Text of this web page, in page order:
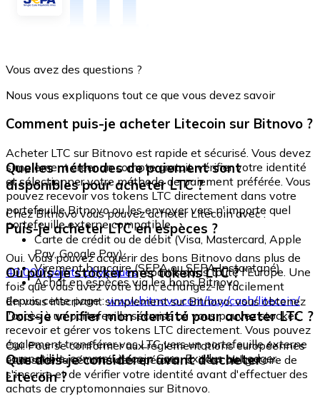
Vous avez des questions ?
Nous vous expliquons tout ce que vous devez savoir
Comment puis-je acheter Litecoin sur Bitnovo ?
Acheter LTC sur Bitnovo est rapide et sécurisé. Vous devez
simplement créer un compte gratuit, vérifier votre identité
et sélectionner votre méthode de paiement préférée. Vous
pouvez recevoir vos tokens LTC directement dans votre
portefeuille Bitnovo ou les envoyer vers n'importe quel
portefeuille externe compatible.
Quelles méthodes de paiement sont
disponibles pour acheter LTC ?
Chez Bitnovo vous pouvez acheter Litecoin avec :
Carte de crédit ou de débit (Visa, Mastercard, Apple
Pay, Google Pay)
Virement bancaire (SEPA ou SEPA Instantané)
Achat en espèces via les bons Bitnovo
Puis-je acheter LTC en espèces ?
Oui. Vous pouvez acquérir des bons Bitnovo dans plus de
40 000 points physiquesrépartis dans toute l'Europe. Une
fois que vous avez votre bon, échangez-le facilement
depuis cette page :www.bitnovo.com/buy/cash/litecoin/
Où puis-je stocker mes tokens LTC ?
En vous inscrivant simplement sur Bitnovo, vous obtenez
l'accès à un portefeuille sécurisé où vous pouvez stocker,
recevoir et gérer vos tokens LTC directement. Vous pouvez
également transférer vos LTC vers un portefeuille externe
compatible, comme Litecoin Core, Exodus ou Ledger.
Dois-je vérifier mon identité pour acheter LTC ?
Oui. Pour se conformer aux réglementations européennes
et assurer la sécurité des opérations, il est obligatoire de
s'inscrire et de vérifier votre identité avant d'effectuer des
achats de cryptomonnaies sur Bitnovo.
Que dois-je considérer avant d'acheter
Litecoin ?